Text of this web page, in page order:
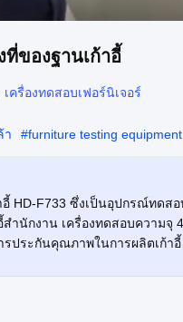
ของฐานเก้าอี้
เครื่องทดสอบเฟอร์นิเจอร์
า #furniture testing equipment
HD-F733 ซึ่งเป็นอุปกรณ์ทด
ำนักงาน เครื่องทดสอบความจุ
รประกันคุณภาพในการผลิตเก้าอี้